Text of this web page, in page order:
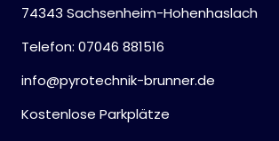
74343 Sachsenheim-Hohenhaslach
Telefon: 07046 881516
info@pyrotechnik-brunner.de
Kostenlose Parkplätze